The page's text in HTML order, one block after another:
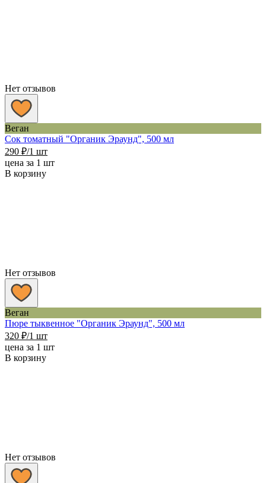
Нет отзывов
Веган
Сок томатный "Органик Эраунд", 500 мл
290 ₽/1 шт
цена за 1 шт
В корзину
Нет отзывов
Веган
Пюре тыквенное "Органик Эраунд", 500 мл
320 ₽/1 шт
цена за 1 шт
В корзину
Нет отзывов